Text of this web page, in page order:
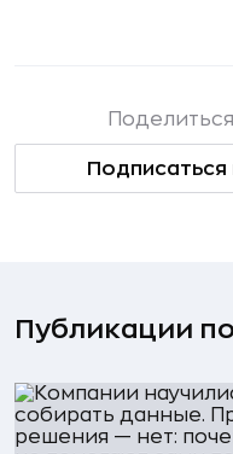
Подписаться
Публикации